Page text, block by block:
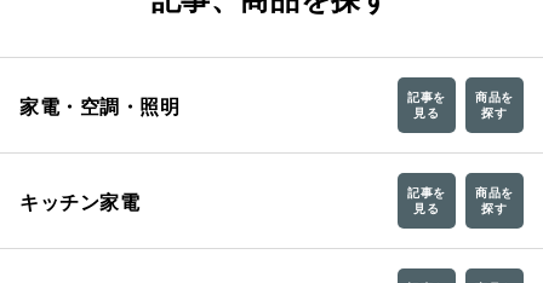
家電・空調・照明
記事を
見る
商品を
探す
キッチン家電
記事を
見る
商品を
探す